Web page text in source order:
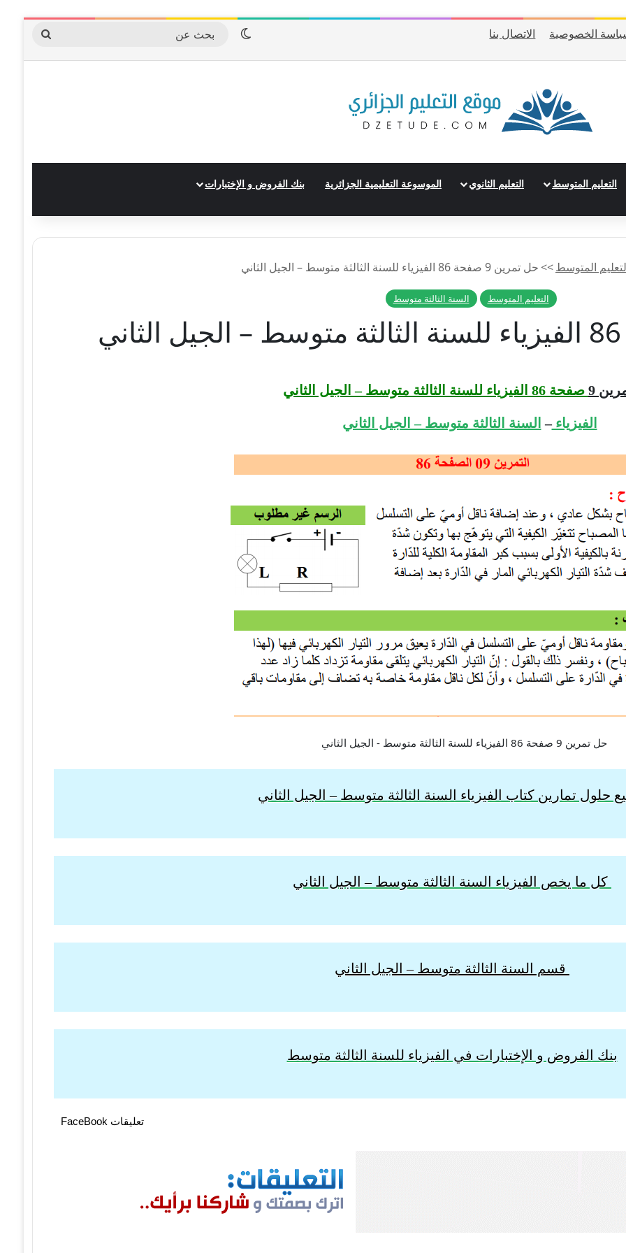
الخصوصية الاتصال بنا الوضع المظلم
بحث
عن
التعليم المتوسط التعليم الثانوي الموسوعة التعليمية الجزائرية بنك الفروض و الإختبارات
المتوسط>>حل تمرين 9 صفحة 86 الفيزياء للسنة الثالثة متوسط – الجيل الثاني
التعليم المتوسط السنة الثالثة متوسط
9 صفحة 86 الفيزياء للسنة الثالثة متوسط – الجيل الثاني
الفيزياء– السنة الثالثة متوسط – الجيل الثاني
حلول تمارين كتاب الفيزياء السنة الثالثة متوسط – الجيل الثاني
كل ما يخص الفيزياء السنة الثالثة متوسط – الجيل الثاني
قسم السنة الثالثة متوسط – الجيل الثاني
بنك الفروض و الإختبارات في الفيزياء للسنة الثالثة متوسط
تعليقات FaceBook